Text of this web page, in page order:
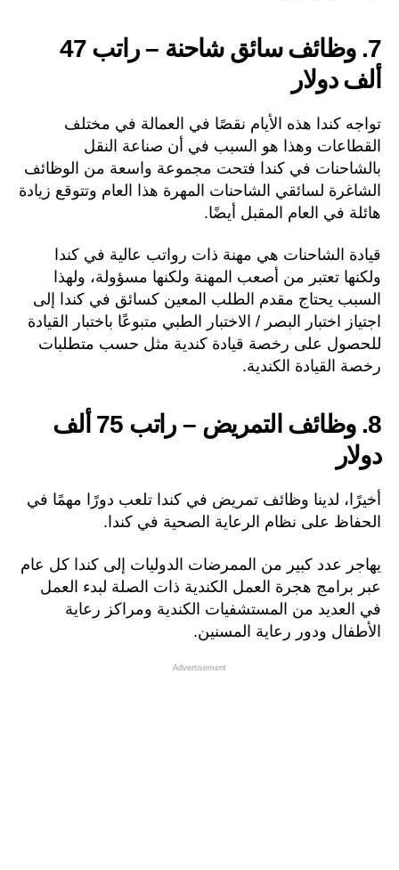
7. وظائف سائق شاحنة – راتب 47
ألف دولار
تواجه كندا هذه الأيام نقصًا في العمالة في مختلف
القطاعات وهذا هو السبب في أن صناعة النقل
بالشاحنات في كندا فتحت مجموعة واسعة من الوظائف
الشاغرة لسائقي الشاحنات المهرة هذا العام وتتوقع زيادة
هائلة في العام المقبل أيضًا.
قيادة الشاحنات هي مهنة ذات رواتب عالية في كندا
ولكنها تعتبر من أصعب المهنة ولكنها مسؤولة، ولهذا
السبب يحتاج مقدم الطلب المعين كسائق في كندا إلى
اجتياز اختبار البصر / الاختبار الطبي متبوعًا باختبار القيادة
للحصول على رخصة قيادة كندية مثل حسب متطلبات
رخصة القيادة الكندية.
8. وظائف التمريض – راتب 75 ألف
دولار
أخيرًا، لدينا وظائف تمريض في كندا تلعب دورًا مهمًا في
الحفاظ على نظام الرعاية الصحية في كندا.
يهاجر عدد كبير من الممرضات الدوليات إلى كندا كل عام
عبر برامج هجرة العمل الكندية ذات الصلة لبدء العمل
في العديد من المستشفيات الكندية ومراكز رعاية
الأطفال ودور رعاية المسنين.
Advertisement